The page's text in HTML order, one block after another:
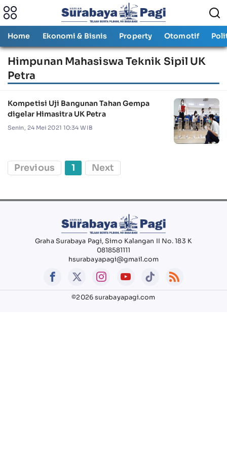
Home Ekonomi & Bisnis Property Otomotif
Himpunan Mahasiswa Teknik Sipil UK
Petra
Kompetisi Uji Bangunan Tahan Gempa
digelar Himasitra UK Petra
Senin, 24 Mei 2021 10:34 WIB
Previous 1 Next
Graha Surabaya Pagi, Simo Kalangan II No. 183 K
0818581111
hsurabayapagi@gmail.com
©2026 surabayapagi.com